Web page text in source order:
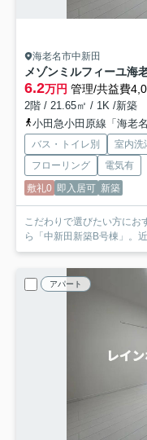
海老名市中新田
6.2万円 管理/共益費
2階 / 21.65㎡ / 1K /新築
小田急小田原線「海老
バス・トイレ別 室内洗
フローリング
電気有
敷礼0 即入居可 新築
こだわりで選びたい方にお
ら「中新田新築B号棟」。
アパート